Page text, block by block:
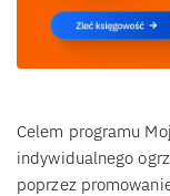
Celem programu
indywidualnego
poprzez